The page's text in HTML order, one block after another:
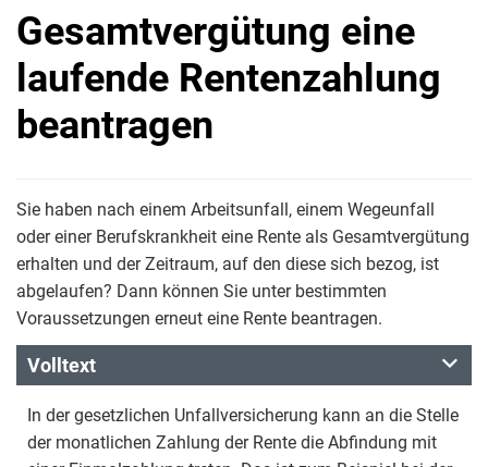
Gesamtvergütung eine
laufende Rentenzahlung
beantragen
Sie haben nach einem Arbeitsunfall, einem Wegeunfall
oder einer Berufskrankheit eine Rente als Gesamtvergütung
erhalten und der Zeitraum, auf den diese sich bezog, ist
abgelaufen? Dann können Sie unter bestimmten
Voraussetzungen erneut eine Rente beantragen.
Volltext
In der gesetzlichen Unfallversicherung kann an die Stelle
der monatlichen Zahlung der Rente die Abfindung mit